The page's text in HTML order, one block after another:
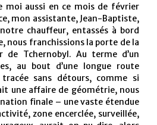
moi aussi en ce mois de février
mon assistante, Jean-Baptiste,
chauffeur, entassés à bord
nous franchissions la porte de la
Tchernobyl. Au terme d’un
au bout d’une longue route
sans détours, comme si
une affaire de géométrie, nous
finale – une vaste étendue
zone encerclée, surveillée,